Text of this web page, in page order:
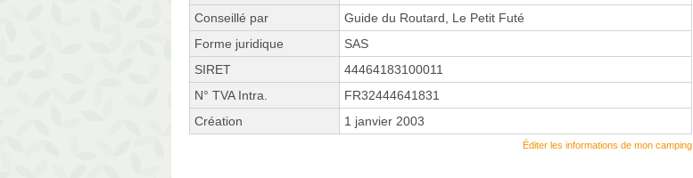
Conseillé par
Guide du Routard, Le Petit Futé
Forme juridique
SAS
SIRET
44464183100011
N° TVA Intra.
FR32444641831
Création
1 janvier 2003
Éditer les informations de mon camping